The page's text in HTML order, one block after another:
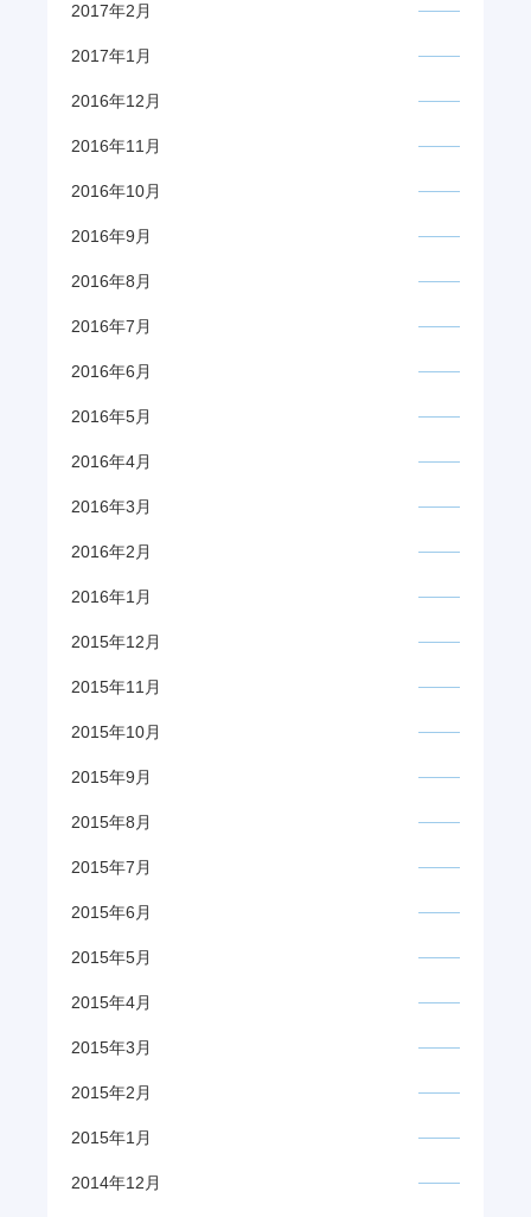
2017年2月
2017年1月
2016年12月
2016年11月
2016年10月
2016年9月
2016年8月
2016年7月
2016年6月
2016年5月
2016年4月
2016年3月
2016年2月
2016年1月
2015年12月
2015年11月
2015年10月
2015年9月
2015年8月
2015年7月
2015年6月
2015年5月
2015年4月
2015年3月
2015年2月
2015年1月
2014年12月